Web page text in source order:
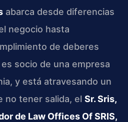
abarca desde diferencias
negocio hasta
de deberes
socio de una empresa
y está atravesando un
no tener salida, el Sr. Sris,
de Law Offices Of SRIS,